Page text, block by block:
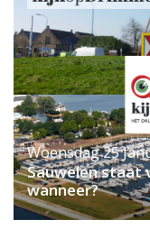
Woensdag 25
Sauwelen staat
wanneer?